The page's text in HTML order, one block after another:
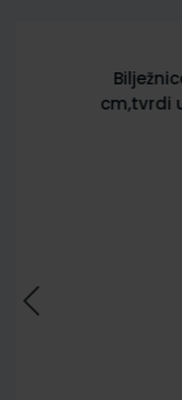
cm,tvrdi